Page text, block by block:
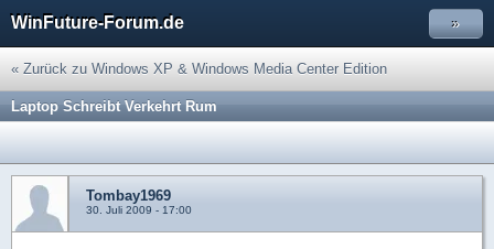
WinFuture-Forum.de »
« Zurück zu Windows XP & Windows Media Center Edition
Laptop Schreibt Verkehrt Rum
Tombay1969
30. Juli 2009 - 17:00